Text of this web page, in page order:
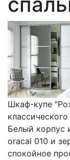
Шкаф-купе
Белый корпус
oracal 010 и
спокойное